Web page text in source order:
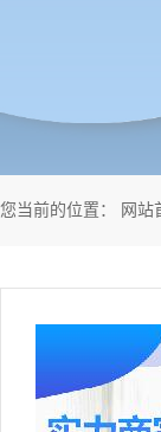
您当前的位置： 网站